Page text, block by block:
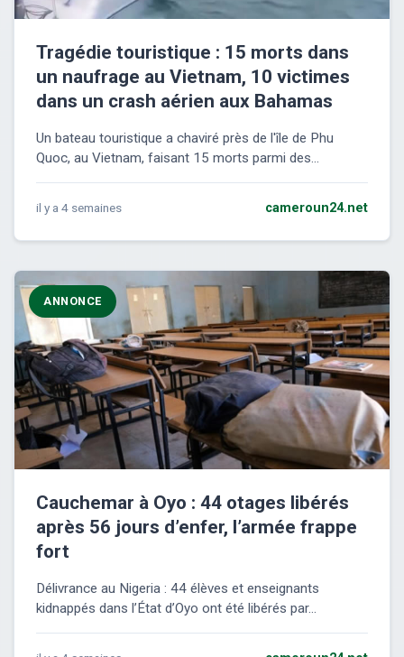
Tragédie touristique : 15 morts dans
un naufrage au Vietnam, 10 victimes
dans un crash aérien aux Bahamas
Un bateau touristique a chaviré près de l'île de Phu
Quoc, au Vietnam, faisant 15 morts parmi des...
il y a 4 semaines cameroun24.net
ANNONCE
Cauchemar à Oyo : 44 otages libérés
après 56 jours d’enfer, l’armée frappe
fort
Délivrance au Nigeria : 44 élèves et enseignants
kidnappés dans l’État d’Oyo ont été libérés par...